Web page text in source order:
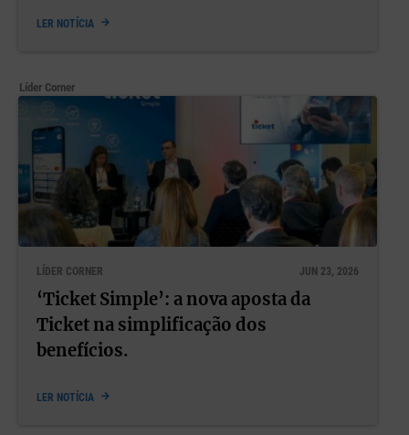
LER NOTÍCIA
Líder Corner
LÍDER CORNER JUN 23, 2026
‘Ticket Simple’: a nova aposta da
Ticket na simplificação dos
benefícios.
LER NOTÍCIA